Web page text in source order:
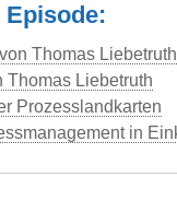
Episode:
Thomas Liebetruth
Thomas Liebetruth
Prozesslandkarten
in